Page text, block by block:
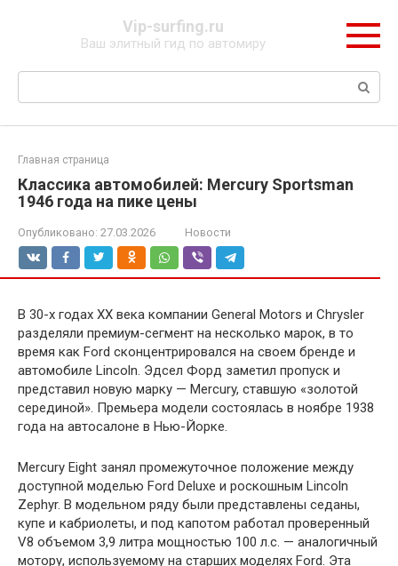
Vip-surfing.ru
Ваш элитный гид по автомиру
Поиск:
Главная страница
Классика автомобилей: Mercury Sportsman
1946 года на пике цены
Опубликовано: 27.03.2026 Новости
В 30-х годах XX века компании General Motors и Chrysler
разделяли премиум-сегмент на несколько марок, в то
время как Ford сконцентрировался на своем бренде и
автомобиле Lincoln. Эдсел Форд заметил пропуск и
представил новую марку — Mercury, ставшую «золотой
серединой». Премьера модели состоялась в ноябре 1938
года на автосалоне в Нью-Йорке.
Mercury Eight занял промежуточное положение между
доступной моделью Ford Deluxe и роскошным Lincoln
Zephyr. В модельном ряду были представлены седаны,
купе и кабриолеты, и под капотом работал проверенный
V8 объемом 3,9 литра мощностью 100 л.с. — аналогичный
мотору, используемому на старших моделях Ford. Эта